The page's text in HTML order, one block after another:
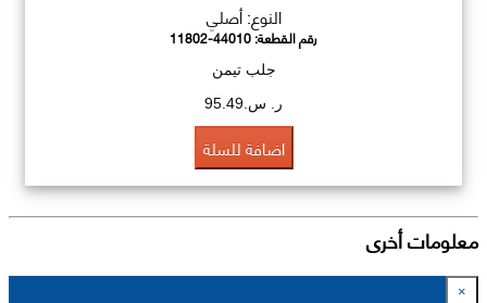
النوع: أصلي
رقم القطعة:11802-44010
جلب تيمن
ر. س.95.49
اضافة للسلة
معلومات أخرى
×